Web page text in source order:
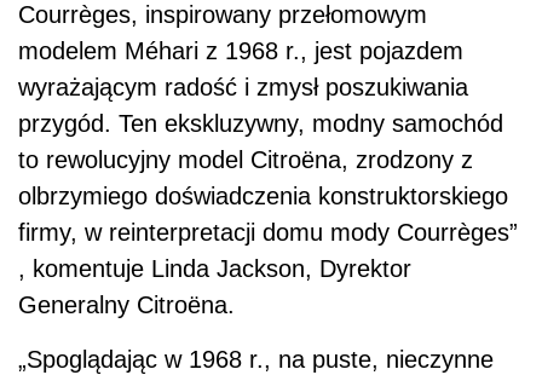
Courrèges, inspirowany przełomowym
modelem Méhari z 1968 r., jest pojazdem
wyrażającym radość i zmysł poszukiwania
przygód. Ten ekskluzywny, modny samochód
to rewolucyjny model Citroëna, zrodzony z
olbrzymiego doświadczenia konstruktorskiego
firmy, w reinterpretacji domu mody Courrèges”
, komentuje Linda Jackson, Dyrektor
Generalny Citroëna.
„Spoglądając w 1968 r., na puste, nieczynne